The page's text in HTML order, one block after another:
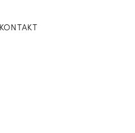
KONTAKT